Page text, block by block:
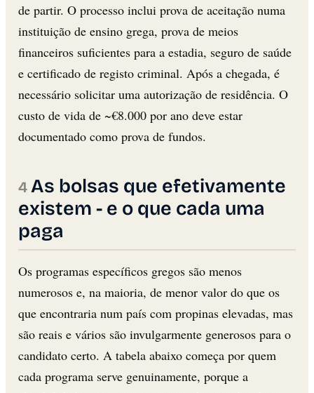
de partir. O processo inclui prova de aceitação numa
instituição de ensino grega, prova de meios
financeiros suficientes para a estadia, seguro de saúde
e certificado de registo criminal. Após a chegada, é
necessário solicitar uma autorização de residência. O
custo de vida de ~€8.000 por ano deve estar
documentado como prova de fundos.
As bolsas que efetivamente
existem - e o que cada uma
paga
Os programas específicos gregos são menos
numerosos e, na maioria, de menor valor do que os
que encontraria num país com propinas elevadas, mas
são reais e vários são invulgarmente generosos para o
candidato certo. A tabela abaixo começa por quem
cada programa serve genuinamente, porque a